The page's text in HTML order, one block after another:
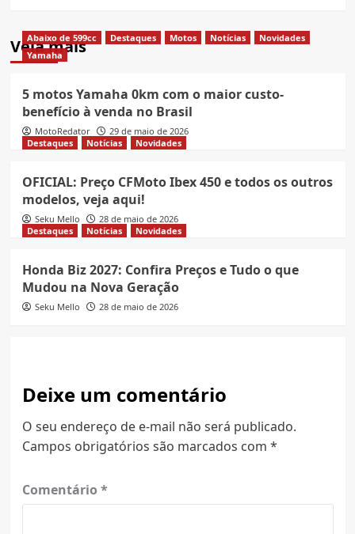
Veja mais
Abaixo de 599cc Destaques Motos Notícias
Novidades
Yamaha
5 motos Yamaha 0km com o maior custo-
benefício à venda no Brasil
MotoRedator
29 de maio de 2026
Destaques
Notícias Novidades
OFICIAL: Preço CFMoto Ibex 450 e todos os outros
modelos, veja aqui!
Seku Mello
28 de maio de 2026
Destaques
Notícias Novidades
Honda Biz 2027: Confira Preços e Tudo o que
Mudou na Nova Geração
Seku Mello 28 de maio de 2026
Deixe um comentário
O seu endereço de e-mail não será publicado.
Campos obrigatórios são marcados com *
Comentário *